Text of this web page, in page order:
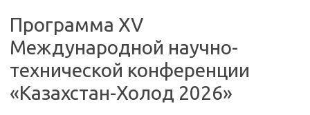
Программа XV
Международной научно-
технической конференции
«Казахстан-Холод 2026»